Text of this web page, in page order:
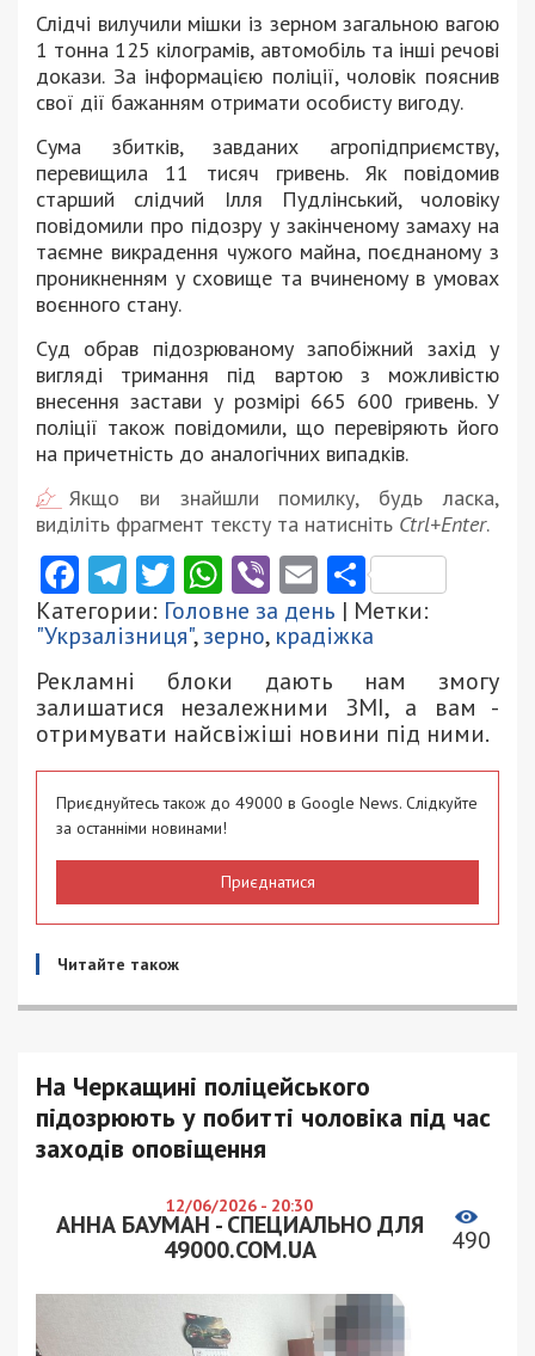
Слідчі вилучили мішки із зерном загальною вагою
1 тонна 125 кілограмів, автомобіль та інші речові
докази. За інформацією поліції, чоловік пояснив
свої дії бажанням отримати особисту вигоду.
Сума збитків, завданих агропідприємству,
перевищила 11 тисяч гривень. Як повідомив
старший слідчий Ілля Пудлінський, чоловіку
повідомили про підозру у закінченому замаху на
таємне викрадення чужого майна, поєднаному з
проникненням у сховище та вчиненому в умовах
воєнного стану.
Суд обрав підозрюваному запобіжний захід у
вигляді тримання під вартою з можливістю
внесення застави у розмірі 665 600 гривень. У
поліції також повідомили, що перевіряють його
на причетність до аналогічних випадків.
Якщо ви знайшли помилку, будь ласка,
виділіть фрагмент тексту та натисніть Ctrl+Enter.
Facebook
Telegram
Twitter
WhatsApp
ViberEmail
Категории: Головне за день | Метки:
"Укрзалізниця",зерно, крадіжка
Рекламні блоки дають нам змогу
залишатися незалежними ЗМІ, а вам -
отримувати найсвіжіші новини під ними.
Приєднуйтесь також до 49000 в Google News. Слідкуйте
за останніми новинами!
Приєднатися
Читайте також
На Черкащині поліцейського
підозрюють у побитті чоловіка під час
заходів оповіщення
12/06/2026 - 20:30
АННА БАУМАН - СПЕЦИАЛЬНО ДЛЯ
49000.COM.UA
490